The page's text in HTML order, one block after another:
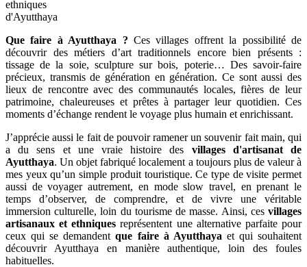
ethniques
d'Ayutthaya
Que faire à Ayutthaya ? Ces villages offrent la possibilité de
découvrir des métiers d’art traditionnels encore bien présents :
tissage de la soie, sculpture sur bois, poterie… Des savoir-faire
précieux, transmis de génération en génération. Ce sont aussi des
lieux de rencontre avec des communautés locales, fières de leur
patrimoine, chaleureuses et prêtes à partager leur quotidien. Ces
moments d’échange rendent le voyage plus humain et enrichissant.
J’apprécie aussi le fait de pouvoir ramener un souvenir fait main, qui
a du sens et une vraie histoire des villages d'artisanat de
Ayutthaya. Un objet fabriqué localement a toujours plus de valeur à
mes yeux qu’un simple produit touristique. Ce type de visite permet
aussi de voyager autrement, en mode slow travel, en prenant le
temps d’observer, de comprendre, et de vivre une véritable
immersion culturelle, loin du tourisme de masse. Ainsi, ces villages
artisanaux et ethniques représentent une alternative parfaite pour
ceux qui se demandentque faire à Ayutthaya et qui souhaitent
découvrir Ayutthaya en manière authentique, loin des foules
habituelles.